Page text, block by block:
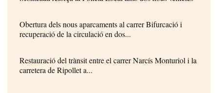
Obertura dels nous aparcaments al carrer Bifurcació i
recuperació de la circulació en dos...
Restauració del trànsit entre el carrer Narcís Monturiol i la
carretera de Ripollet a...